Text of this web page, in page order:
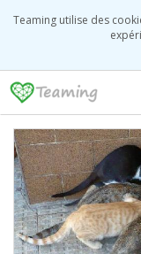
Teaming utilise des